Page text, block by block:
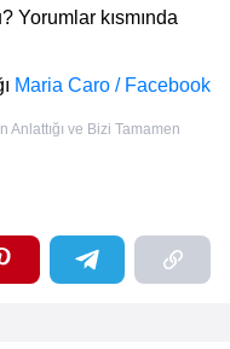
Yorumlar kısmında
Maria Caro / Facebook
Anlattığı ve Bizi Tamamen